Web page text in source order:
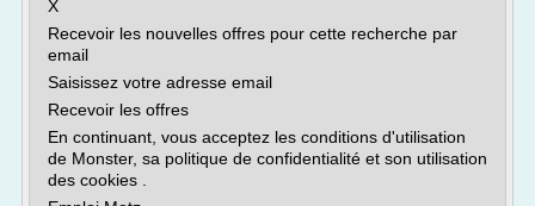
X
Recevoir les nouvelles offres pour cette recherche par
email
Saisissez votre adresse email
Recevoir les offres
En continuant, vous acceptez les conditions d'utilisation
de Monster, sa politique de confidentialité et son utilisation
des cookies .